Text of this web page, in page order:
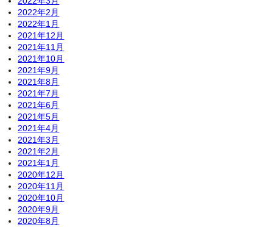
2022年2月
2022年1月
2021年12月
2021年11月
2021年10月
2021年9月
2021年8月
2021年7月
2021年6月
2021年5月
2021年4月
2021年3月
2021年2月
2021年1月
2020年12月
2020年11月
2020年10月
2020年9月
2020年8月